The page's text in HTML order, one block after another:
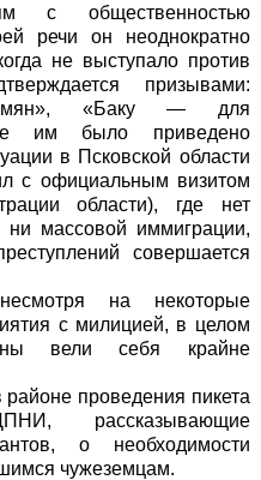
с общественностью
речи он неоднократно
не выступало против
призывами:
«Баку — для
им было приведено
в Псковской области
с официальным визитом
области), где нет
ни массовой иммиграции,
совершается
на некоторые
с милицией, в целом
вели себя крайне
проведения пикета
рассказывающие
о необходимости
чужеземцам.